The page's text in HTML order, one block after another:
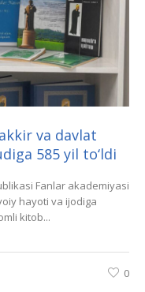
va davlat
585 yil to‘ldi
Fanlar akademiyasi
hayoti va ijodiga
kitob...
0